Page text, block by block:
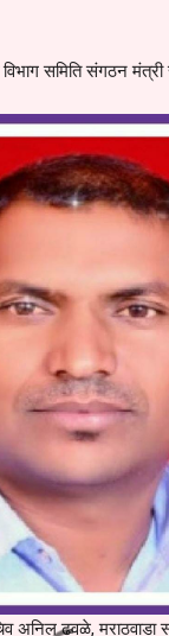
समिति संगठन मंत्री
ढवळे, मराठवाडा